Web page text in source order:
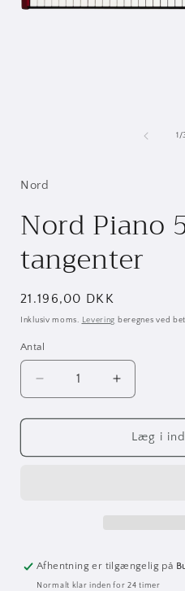
1/
Nord
Nord Piano
tangenter
Normalpris
21.196,00 DKK
Inklusiv moms. Levering beregnes ved
Antal
Antal
Reducer
antallet
for
Piano
Øg
antallet
for
Nord
Piano
Læg i
Afhentning er tilgængelig på
Normalt klar inden for 24 timer